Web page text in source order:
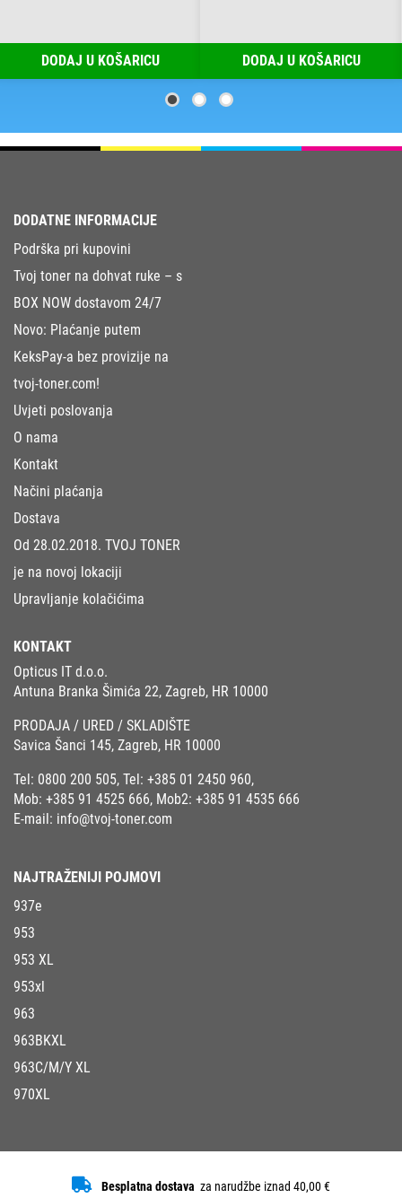
DODAJ U KOŠARICU DODAJ U KOŠARICU
DODATNE INFORMACIJE
Podrška pri kupovini
Tvoj toner na dohvat ruke – s
BOX NOW dostavom 24/7
Novo: Plaćanje putem
KeksPay-a bez provizije na
tvoj-toner.com!
Uvjeti poslovanja
O nama
Kontakt
Načini plaćanja
Dostava
Od 28.02.2018. TVOJ TONER
je na novoj lokaciji
Upravljanje kolačićima
KONTAKT
Opticus IT d.o.o.
Antuna Branka Šimića 22, Zagreb, HR 10000
PRODAJA / URED / SKLADIŠTE
Savica Šanci 145, Zagreb, HR 10000
Tel: 0800 200 505, Tel: +385 01 2450 960,
Mob: +385 91 4525 666, Mob2: +385 91 4535 666
E-mail: info@tvoj-toner.com
NAJTRAŽENIJI POJMOVI
937e
953
953 XL
953xl
963
963BKXL
963C/M/Y XL
970XL
Besplatna dostava za narudžbe iznad 40,00 €